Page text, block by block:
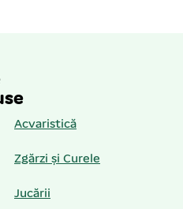
Acvaristică
Zgărzi și Curele
Jucării